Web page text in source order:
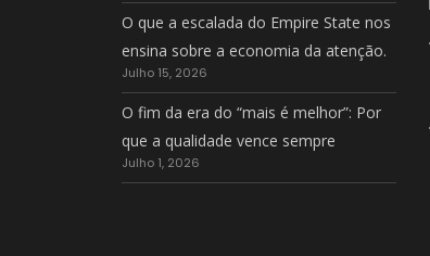
O que a escalada do Empire State nos
ensina sobre a economia da atenção.
Julho 15, 2026
O fim da era do “mais é melhor”: Por
que a qualidade vence sempre
Julho 1, 2026